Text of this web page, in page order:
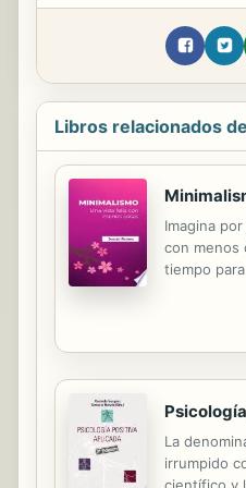
Libros relacionados
Imagina
con menos
tiempo
menos
más
el primer
nuestra
La
irrumpido
científico y